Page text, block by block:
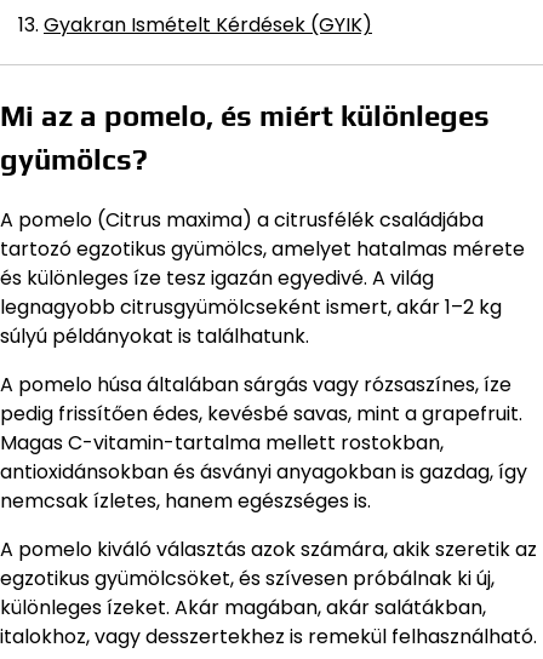
Gyakran Ismételt Kérdések (GYIK)
Mi az a pomelo, és miért különleges
gyümölcs?
A pomelo (Citrus maxima) a citrusfélék családjába
tartozó egzotikus gyümölcs, amelyet hatalmas mérete
és különleges íze tesz igazán egyedivé. A világ
legnagyobb citrusgyümölcseként ismert, akár 1–2 kg
súlyú példányokat is találhatunk.
A pomelo húsa általában sárgás vagy rózsaszínes, íze
pedig frissítően édes, kevésbé savas, mint a grapefruit.
Magas C-vitamin-tartalma mellett rostokban,
antioxidánsokban és ásványi anyagokban is gazdag, így
nemcsak ízletes, hanem egészséges is.
A pomelo kiváló választás azok számára, akik szeretik az
egzotikus gyümölcsöket, és szívesen próbálnak ki új,
különleges ízeket. Akár magában, akár salátákban,
italokhoz, vagy desszertekhez is remekül felhasználható.